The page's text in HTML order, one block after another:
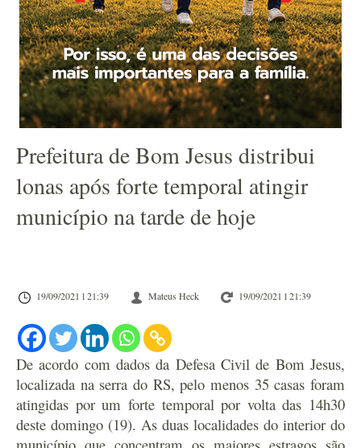
Prefeitura de Bom Jesus distribui
lonas após forte temporal atingir
município na tarde de hoje
19/09/2021 l 21:39 Mateus Heck 19/09/2021 l 21:39
De acordo com dados da Defesa Civil de Bom Jesus,
localizada na serra do RS, pelo menos 35 casas foram
atingidas por um forte temporal por volta das 14h30
deste domingo (19). As duas localidades do interior do